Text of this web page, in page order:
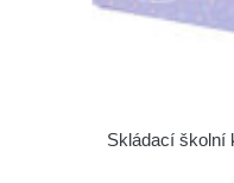
Skládací školní